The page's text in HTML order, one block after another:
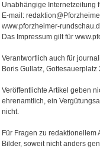
Unabhängige Internetzeitung
E-mail:
www.pforzheimer-
Das Impressum gilt für
Verantwortlich auch für
Boris Gullatz,
Veröffentlichte Artikel geben
ehrenamtlich, ein
nicht.
Für Fragen zu redaktionellem
Bilder, soweit nicht anders